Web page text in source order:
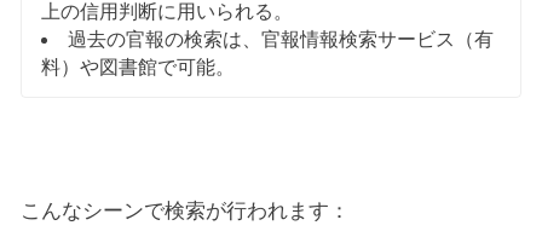
上の信用判断に用いられる。
過去の官報の検索は、官報情報検索サービス（有
料）や図書館で可能。
こんなシーンで検索が行われます：